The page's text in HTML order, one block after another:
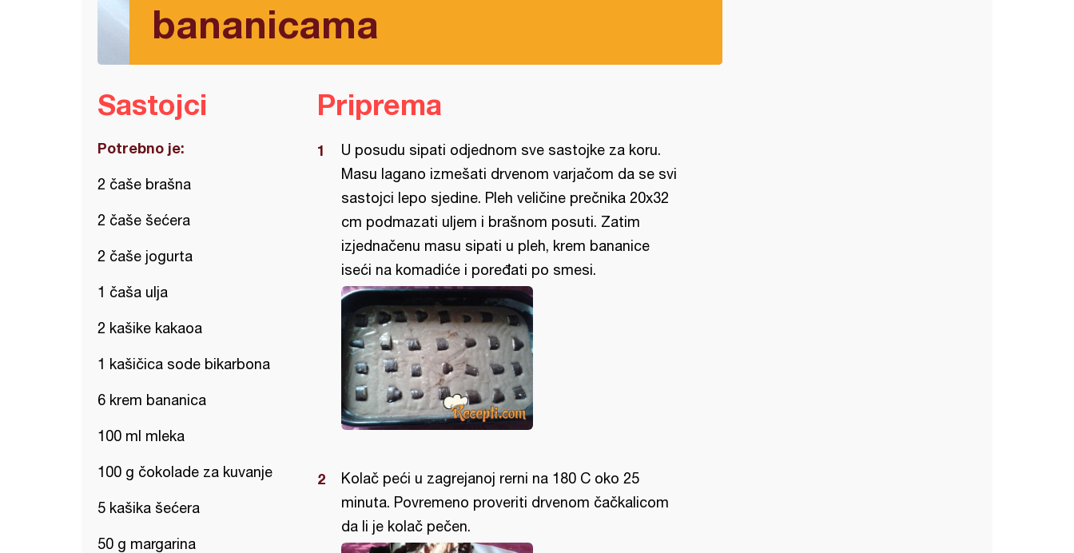
bananicama
Sastojci
Potrebno je:
2 čaše brašna
2 čaše šećera
2 čaše jogurta
1 čaša ulja
2 kašike kakaoa
1 kašičica sode bikarbona
6 krem bananica
100 ml mleka
100 g čokolade za kuvanje
5 kašika šećera
50 g margarina
Priprema
U posudu sipati odjednom sve sastojke za koru.
Masu lagano izmešati drvenom varjačom da se svi
sastojci lepo sjedine. Pleh veličine prečnika 20x32
cm podmazati uljem i brašnom posuti. Zatim
izjednačenu masu sipati u pleh, krem bananice
iseći na komadiće i poređati po smesi.
Kolač peći u zagrejanoj rerni na 180 C oko 25
minuta. Povremeno proveriti drvenom čačkalicom
da li je kolač pečen.